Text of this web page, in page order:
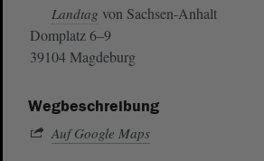
Landtag von Sachsen-Anhalt
Domplatz 6–9
39104 Magdeburg
Wegbeschreibung
Auf Google Maps